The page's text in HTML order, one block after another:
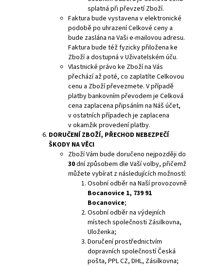
splatná při převzetí Zboží.
Faktura bude vystavena v elektronické
podobě po uhrazení Celkové ceny a
bude zaslána na Vaši e-mailovou adresu.
Faktura bude též fyzicky přiložena ke
Zboží a dostupná v Uživatelském úču.
Vlastnické právo ke Zboží na Vás
přechází až poté, co zaplatíte Celkovou
cenu a Zboží převezmete. V případě
platby bankovním převodem je Celková
cena zaplacena připsáním na Náš účet,
v ostatních případech je zaplacena
v okamžik provedení platby.
DORUČENÍ ZBOŽÍ, PŘECHOD NEBEZPEČÍ
ŠKODY NA VĚCI
Zboží Vám bude doručeno nejpozději do
30dní způsobem dle Vaší volby, přičemž
můžete vybírat z následujících možností:
Osobní odběr na Naší provozovně
Bocanovice 1, 739 91
Bocanovice;
Osobní odběr na výdejních
místech společnosti Zásilkovna,
Uloženka;
Doručení prostřednictvím
dopravních společností Česká
pošta, PPL CZ, DHL, Zásilkovna;